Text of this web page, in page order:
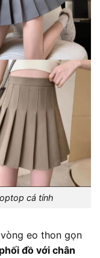
cá tính
eo thon gọn
phối đồ với chân